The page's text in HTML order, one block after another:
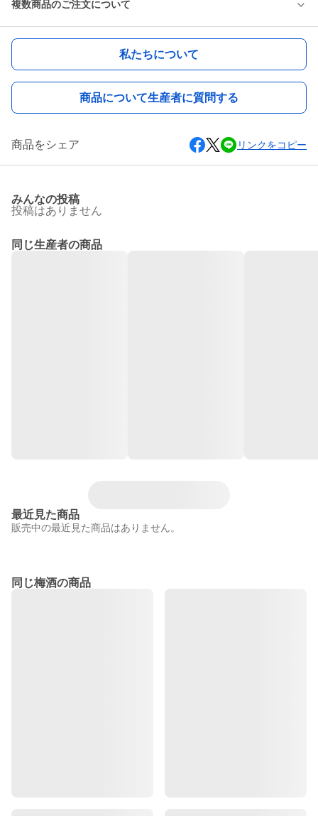
複数商品のご注文について
私たちについて
商品について生産者に質問する
商品をシェア リンクをコピー
みんなの投稿
投稿はありません
同じ生産者の商品
最近見た商品
販売中の最近見た商品はありません。
同じ梅酒の商品